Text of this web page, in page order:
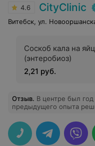
4.6 CityClinic
Витебск, ул.
Соскоб кала на
(энтеробиоз)
2,21 руб.
Отзыв. В центре был год
предыдущего опыта
хорошее лечение, все
Спасибо за таких